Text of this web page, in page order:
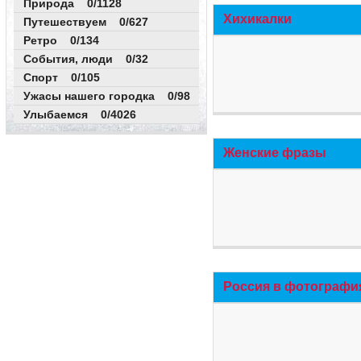
Природа 0/1128
Путешествуем 0/627
Ретро 0/134
События, люди 0/32
Спорт 0/105
Ужасы нашего городка 0/98
Улыбаемся 0/4026
Хихикалки
Женские фразы
Россия в